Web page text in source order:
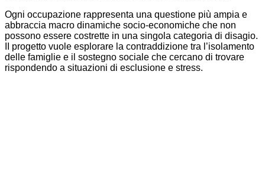
Ogni occupazione rappresenta una questione più ampia e
abbraccia macro dinamiche socio-economiche che non
possono essere costrette in una singola categoria di disagio.
II progetto vuole esplorare la contraddizione tra l’isolamento
delle famiglie e il sostegno sociale che cercano di trovare
rispondendo a situazioni di esclusione e stress.